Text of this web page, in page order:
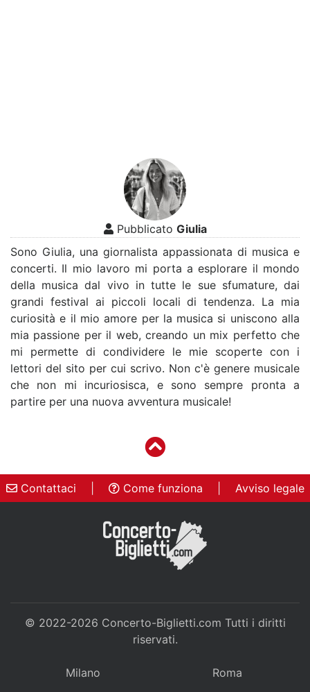
Pubblicato Giulia
Sono Giulia, una giornalista appassionata di musica e
concerti. Il mio lavoro mi porta a esplorare il mondo
della musica dal vivo in tutte le sue sfumature, dai
grandi festival ai piccoli locali di tendenza. La mia
curiosità e il mio amore per la musica si uniscono alla
mia passione per il web, creando un mix perfetto che
mi permette di condividere le mie scoperte con i
lettori del sito per cui scrivo. Non c'è genere musicale
che non mi incuriosisca, e sono sempre pronta a
partire per una nuova avventura musicale!
Contattaci Come funziona Avviso legale
© 2022-2026 Concerto-Biglietti.com Tutti i diritti
riservati.
Milano Roma